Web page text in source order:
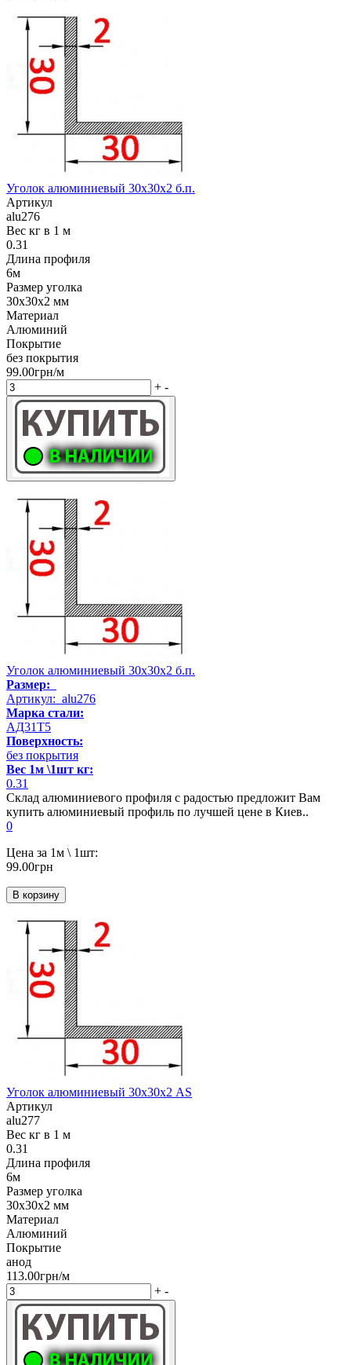
Уголок алюминиевый 30х30х2 б.п.
Артикул
alu276
Вес кг в 1 м
0.31
Длина профиля
6м
Размер уголка
30х30х2 мм
Материал
Алюминий
Покрытие
без покрытия
99.00грн/м
+ -
Уголок алюминиевый 30х30х2 б.п.
Размер:
Артикул: alu276
Марка стали:
АД31Т5
Поверхность:
без покрытия
Вес 1м \1шт кг:
0.31
Склад алюминиевого профиля с радостью предложит Вам
купить алюминиевый профиль по лучшей цене в Киев..
0
Цена за 1м \ 1шт:
99.00грн
В корзину
Уголок алюминиевый 30х30х2 AS
Артикул
alu277
Вес кг в 1 м
0.31
Длина профиля
6м
Размер уголка
30х30х2 мм
Материал
Алюминий
Покрытие
анод
113.00грн/м
+ -